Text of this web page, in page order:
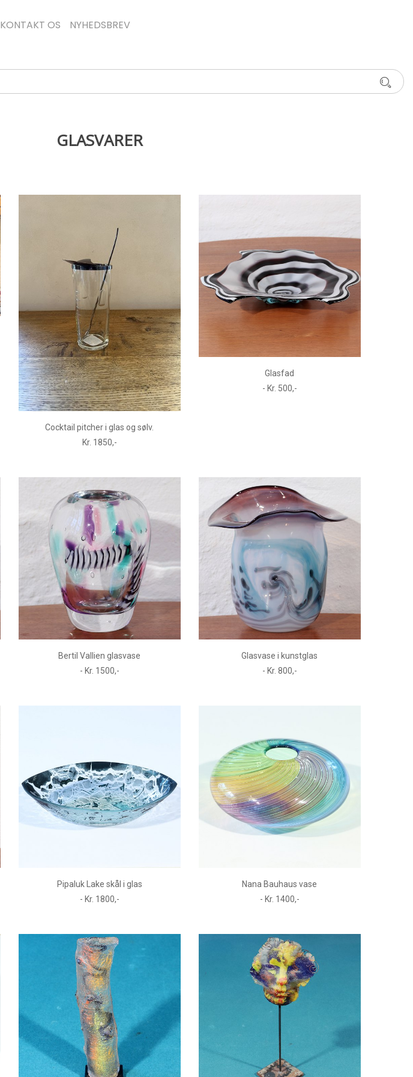
KONTAKT OS NYHEDSBREV
GLASVARER
Cocktail pitcher i glas og sølv.
Kr. 1850,-
Glasfad
- Kr. 500,-
Bertil Vallien glasvase
- Kr. 1500,-
Glasvase i kunstglas
- Kr. 800,-
Pipaluk Lake skål i glas
- Kr. 1800,-
Nana Bauhaus vase
- Kr. 1400,-